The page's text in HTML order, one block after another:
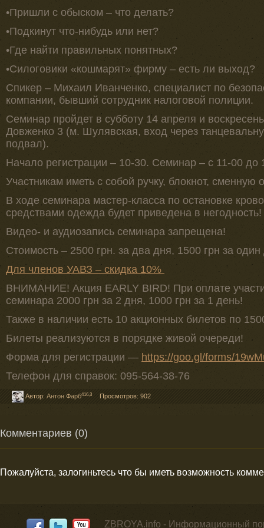
•Пришли с обыском – что делать?
•Подкинут что-нибудь или нет?
•Где найти правильных понятных?
•Силоговики «кошмарят» фирму – есть ли выход?
Спикер – Михаил Иванченко, специалист по
компании, бывший сотрудник налоговой полиции.
Семинар пройдет в субботу 14 апреля и
Довженко 3 (м. Шулявская, вход через
подвал).
Начало регистрации – 10-30. Семинар – с 11-00 до
Участникам иметь с собой ручку, блокнот, сменную
В ходе семинара мастер-класса по остановке
средствами одежда будет приведена в негодность!
Видео- и аудиозапись семинара запрещена!
Стоимость – 2500 грн. за два дня, 1500 грн за один
Для членов УАВЗ – скидка 10%
ВНИМАНИЕ! Акция EARLY BIRD! При оплате
семинара 2000 грн за 2 дня, 1000 грн за 1 день!
Также в наличии есть 10 акционных билетов по
Билеты реализуются в порядке живой очереди!
Форма для регистрации — https://goo.gl/forms/
Телефон для справок: 095-564-38-76
Автор: Антон Фарб416,3 Просмотров: 902
Комментариев (0)
Пожалуйста, залогиньтесь что бы иметь возможность
ZBROYA.info - Информационный